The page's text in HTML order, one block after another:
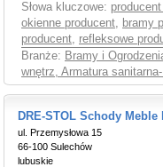
Słowa kluczowe:
okienne producent, bramy
producent, refleksowe
Branże: Bramy i
wnętrz, Armatura
DRE-STOL Schody
ul. Przemysłowa 15
66-100 Sulechów
lubuskie